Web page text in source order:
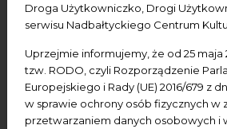
Droga Użytkowniczko, Drogi
serwisu Nadbałtyckiego Centrum
Uprzejmie informujemy, że od 25 maja
tzw. RODO, czyli Rozporządzenie
Europejskiego i Rady (UE) 2016/679 z
w sprawie ochrony osób fizycznych w
przetwarzaniem danych osobowych i